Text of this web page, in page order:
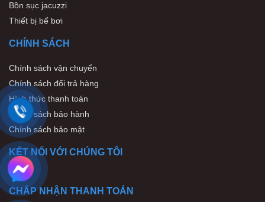
Bồn sục jacuzzi
Thiết bị bể bơi
CHÍNH SÁCH
Chính sách vận chuyển
Chính sách đổi trả hàng
Hình thức thanh toán
Chính sách bảo hành
Chính sách bảo mật
KẾT NỐI VỚI CHÚNG TÔI
CHẤP NHẬN THANH TOÁN